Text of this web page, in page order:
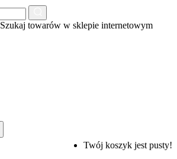
Szukaj towarów w sklepie internetowym
Twój koszyk jest pusty!